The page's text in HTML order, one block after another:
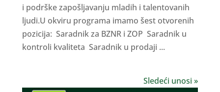
i podrške zapošljavanju mladih i talentovanih
ljudi.U okviru programa imamo šest otvorenih
pozicija: Saradnik za BZNR i ZOP Saradnik u
kontroli kvaliteta Saradnik u prodaji ...
Sledeći unosi »